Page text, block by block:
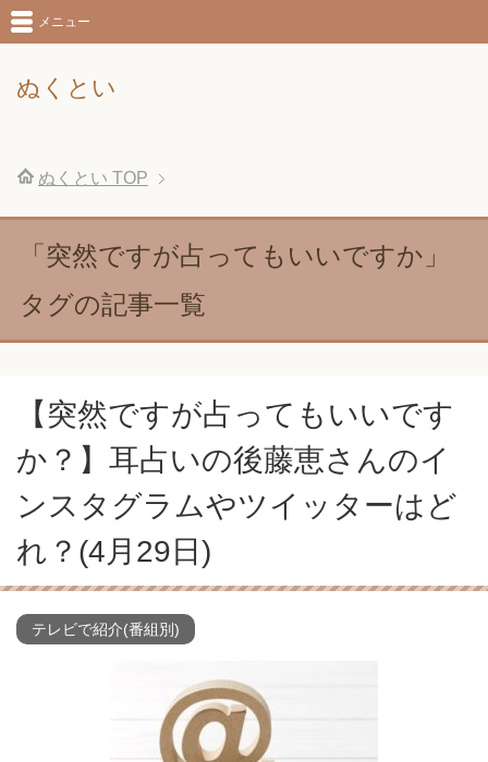
ぬくとい
メニュー
ぬくとい TOP
「突然ですが占ってもいいですか」
タグの記事一覧
【突然ですが占ってもいいです
か？】耳占いの後藤恵さんのイ
ンスタグラムやツイッターはど
れ？(4月29日)
テレビで紹介(番組別)